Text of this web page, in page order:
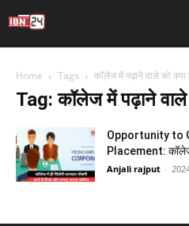
Home Tags कॉलेज में पढ़ाने वाले को
Tag: कॉलेज में पढ़ाने
Opportunity to
Placement: कॉलेज
Anjali rajput -